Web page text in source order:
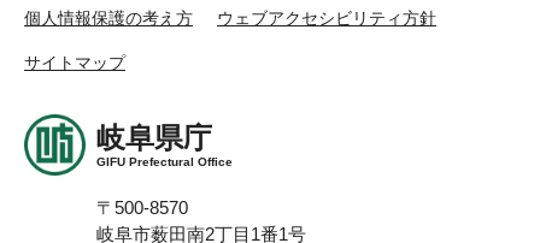
個人情報保護の考え方 ウェブアクセシビリティ方針
サイトマップ
岐阜県庁
GIFU Prefectural Office
〒500-8570
岐阜市薮田南2丁目1番1号